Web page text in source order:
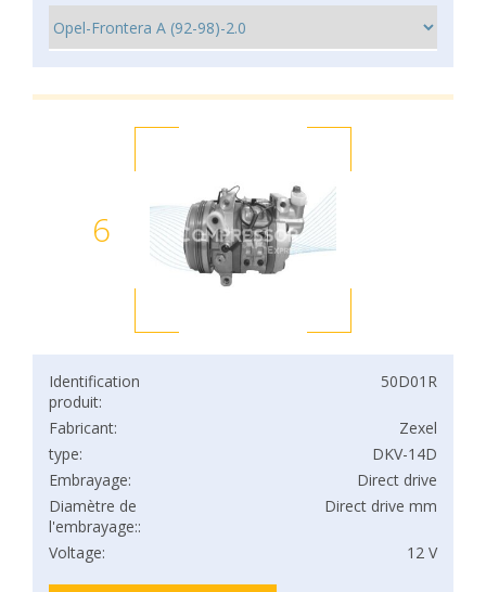
6
Identification
produit:
50D01R
Fabricant:
Zexel
type:
DKV-14D
Embrayage:
Direct drive
Diamètre de
l'embrayage::
Direct drive mm
Voltage: 12 V